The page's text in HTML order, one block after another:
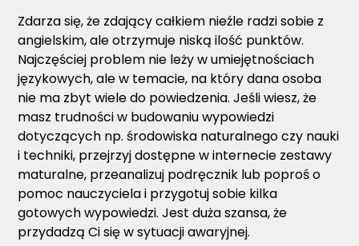
Zdarza się, że zdający całkiem nieźle radzi sobie z
angielskim, ale otrzymuje niską ilość punktów.
Najczęściej problem nie leży w umiejętnościach
językowych, ale w temacie, na który dana osoba
nie ma zbyt wiele do powiedzenia. Jeśli wiesz, że
masz trudności w budowaniu wypowiedzi
dotyczących np. środowiska naturalnego czy nauki
i techniki, przejrzyj dostępne w internecie zestawy
maturalne, przeanalizuj podręcznik lub poproś o
pomoc nauczyciela i przygotuj sobie kilka
gotowych wypowiedzi. Jest duża szansa, że
przydadzą Ci się w sytuacji awaryjnej.